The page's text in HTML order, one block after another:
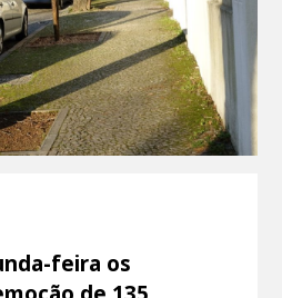
feira os